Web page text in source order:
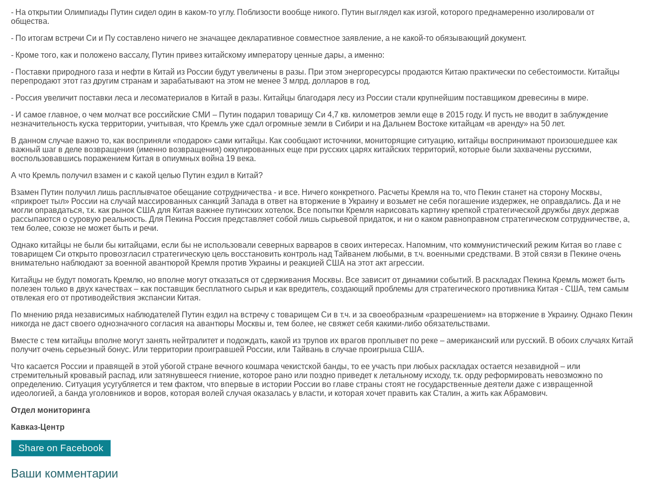
- На открытии Олимпиады Путин сидел один в каком-то углу. Поблизости вообще никого. Путин выглядел как изгой, которого преднамеренно изолировали от
общества.
- По итогам встречи Си и Пу составлено ничего не значащее декларативное совместное заявление, а не какой-то обязывающий документ.
- Кроме того, как и положено вассалу, Путин привез китайскому императору ценные дары, а именно:
- Поставки природного газа и нефти в Китай из России будут увеличены в разы. При этом энергоресурсы продаются Китаю практически по себестоимости. Китайцы
перепродают этот газ другим странам и зарабатывают на этом не менее 3 млрд. долларов в год.
- Россия увеличит поставки леса и лесоматериалов в Китай в разы. Китайцы благодаря лесу из России стали крупнейшим поставщиком древесины в мире.
- И самое главное, о чем молчат все российские СМИ – Путин подарил товарищу Си 4,7 кв. километров земли еще в 2015 году. И пусть не вводит в заблуждение
незначительность куска территории, учитывая, что Кремль уже сдал огромные земли в Сибири и на Дальнем Востоке китайцам «в аренду» на 50 лет.
В данном случае важно то, как восприняли «подарок» сами китайцы. Как сообщают источники, мониторящие ситуацию, китайцы воспринимают произошедшее как
важный шаг в деле возвращения (именно возвращения) оккупированных еще при русских царях китайских территорий, которые были захвачены русскими,
воспользовавшись поражением Китая в опиумных война 19 века.
А что Кремль получил взамен и с какой целью Путин ездил в Китай?
Взамен Путин получил лишь расплывчатое обещание сотрудничества - и все. Ничего конкретного. Расчеты Кремля на то, что Пекин станет на сторону Москвы,
«прикроет тыл» России на случай массированных санкций Запада в ответ на вторжение в Украину и возьмет не себя погашение издержек, не оправдались. Да и не
могли оправдаться, т.к. как рынок США для Китая важнее путинских хотелок. Все попытки Кремля нарисовать картину крепкой стратегической дружбы двух держав
рассыпаются о суровую реальность. Для Пекина Россия представляет собой лишь сырьевой придаток, и ни о каком равноправном стратегическом сотрудничестве, а,
тем более, союзе не может быть и речи.
Однако китайцы не были бы китайцами, если бы не использовали северных варваров в своих интересах. Напомним, что коммунистический режим Китая во главе с
товарищем Си открыто провозгласил стратегическую цель восстановить контроль над Тайванем любыми, в т.ч. военными средствами. В этой связи в Пекине очень
внимательно наблюдают за военной авантюрой Кремля против Украины и реакцией США на этот акт агрессии.
Китайцы не будут помогать Кремлю, но вполне могут отказаться от сдерживания Москвы. Все зависит от динамики событий. В раскладах Пекина Кремль может быть
полезен только в двух качествах – как поставщик бесплатного сырья и как вредитель, создающий проблемы для стратегического противника Китая - США, тем самым
отвлекая его от противодействия экспансии Китая.
По мнению ряда независимых наблюдателей Путин ездил на встречу с товарищем Си в т.ч. и за своеобразным «разрешением» на вторжение в Украину. Однако Пекин
никогда не даст своего однозначного согласия на авантюры Москвы и, тем более, не свяжет себя какими-либо обязательствами.
Вместе с тем китайцы вполне могут занять нейтралитет и подождать, какой из трупов их врагов проплывет по реке – американский или русский. В обоих случаях Китай
получит очень серьезный бонус. Или территории проигравшей России, или Тайвань в случае проигрыша США.
Что касается России и правящей в этой убогой стране вечного кошмара чекистской банды, то ее участь при любых раскладах остается незавидной – или
стремительный кровавый распад, или затянувшееся гниение, которое рано или поздно приведет к летальному исходу, т.к. орду реформировать невозможно по
определению. Ситуация усугубляется и тем фактом, что впервые в истории России во главе страны стоят не государственные деятели даже с извращенной
идеологией, а банда уголовников и воров, которая волей случая оказалась у власти, и которая хочет править как Сталин, а жить как Абрамович.
Отдел мониторинга
Кавказ-Центр
Share on Facebook
Ваши комментарии